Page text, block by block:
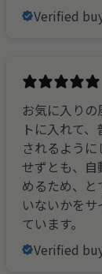
Verified
お気に入り
トに入れて
されるよう
せずとも、自
めるため、と
いないかを
ています。
Verified